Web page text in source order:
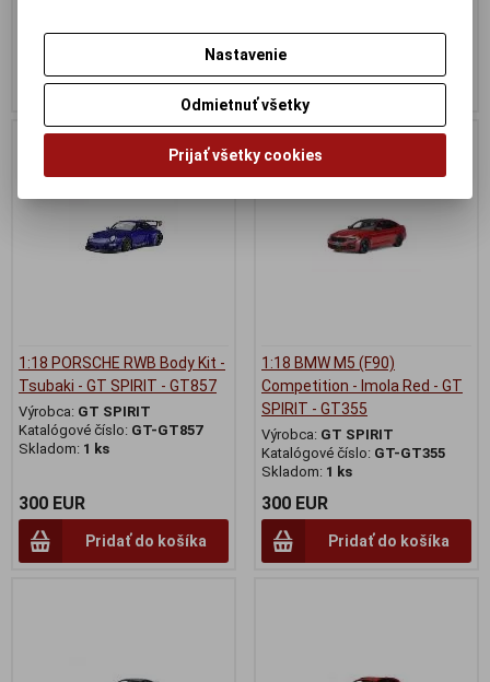
Pridať do košíka
150 EUR
Pridať do košíka
1:18 PORSCHE RWB Body Kit -
Tsubaki - GT SPIRIT - GT857
Výrobca: GT SPIRIT
Katalógové číslo: GT-GT857
Skladom: 1 ks
300 EUR
Pridať do košíka
1:18 BMW M5 (F90)
Competition - Imola Red - GT
SPIRIT - GT355
Výrobca: GT SPIRIT
Katalógové číslo: GT-GT355
Skladom: 1 ks
300 EUR
Pridať do košíka
Nastavenie
Odmietnuť všetky
Prijať všetky cookies